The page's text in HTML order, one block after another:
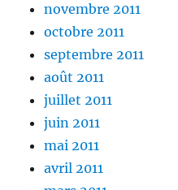
novembre 2011
octobre 2011
septembre 2011
août 2011
juillet 2011
juin 2011
mai 2011
avril 2011